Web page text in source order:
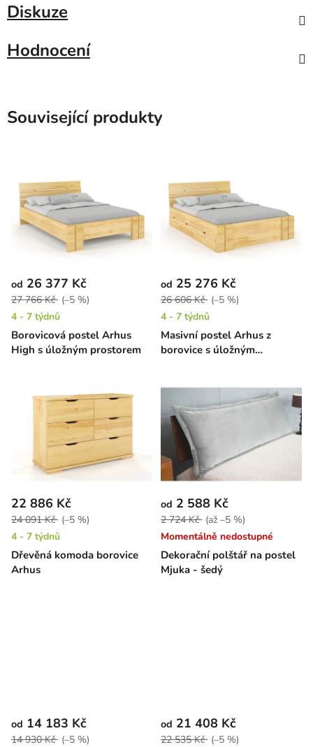
Diskuze
Hodnocení
Související produkty
Borovicová postel Arhus
High s úložným prostorem
od 26 377 Kč
27 766 Kč (–5 %)
4 - 7 týdnů
Masivní postel Arhus z
borovice s úložným
od 25 276 Kč
26 606 Kč (–5 %)
4 - 7 týdnů
Dřevěná komoda borovice
Arhus
22 886 Kč
24 091 Kč (–5 %)
4 - 7 týdnů
Dekorační polštář na postel
Mjuka - šedý
od 2 588 Kč
2 724 Kč (až –5 %)
Momentálně nedostupné
od 14 183 Kč
14 930 Kč (–5 %)
od 21 408 Kč
22 535 Kč (–5 %)